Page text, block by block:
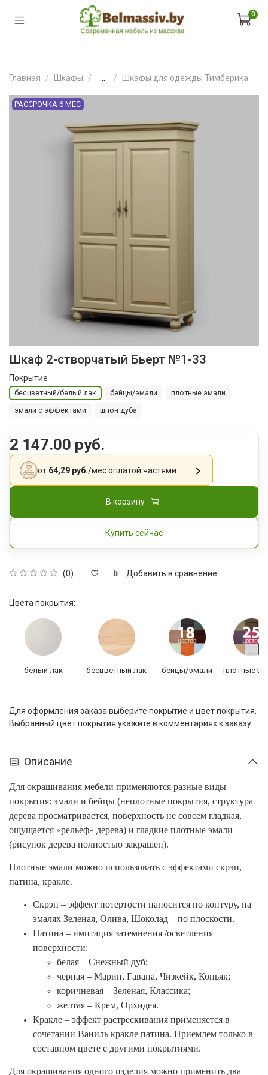
0
Главная Шкафы Шкафы для одежды Тимберика
РАССРОЧКА 6 МЕС
Шкаф 2-створчатый Бьерт №1-33
(0) Добавить в сравнение
Покрытие
бесцветный/белый лак бейцы/эмали плотные эмали
эмали с эффектами шпон дуба
2 147.00 руб.
от 64,29 руб./месоплатой частями
В корзину
Купить сейчас
Цвета покрытия:
белый лак бесцветный лак бейцы/эмали плотные
Для оформления заказа выберите покрытие и цвет покрытия.
Выбранный цвет покрытия укажите в комментариях к заказу.
Описание
Для окрашивания мебели применяются разные виды
покрытия: эмали и бейцы (неплотные покрытия, структура
дерева просматривается, поверхность не совсем гладкая,
ощущается «рельеф» дерева) и гладкие плотные эмали
(рисунок дерева полностью закрашен).
Плотные эмали можно использовать с эффектами скрэп,
патина, кракле.
Скрэп – эффект потертости наносится по контуру, на
эмалях Зеленая, Олива, Шоколад – по плоскости.
Патина – имитация затемнения /осветления
поверхности:
белая – Снежный дуб;
черная – Марин, Гавана, Чизкейк, Коньяк;
коричневая – Зеленая, Классика;
желтая – Крем, Орхидея.
Кракле – эффект растрескивания применяется в
сочетании Ваниль кракле патина. Приемлем только в
составном цвете с другими покрытиями.
Для окрашивания одного изделия можно применить два